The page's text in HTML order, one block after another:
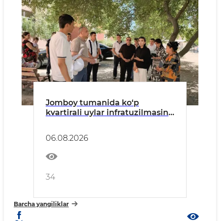
Jomboy tumanida ko‘p
kvartirali uylar infratuzilmasini
06.08.2026
34
Barcha yangiliklar